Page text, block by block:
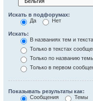
Искать в подфорумах:
Да
Нет
Искать:
В названиях тем и
Только в текстах
Только по названию
Только в первом
Показывать результаты как:
Сообщения
Темы